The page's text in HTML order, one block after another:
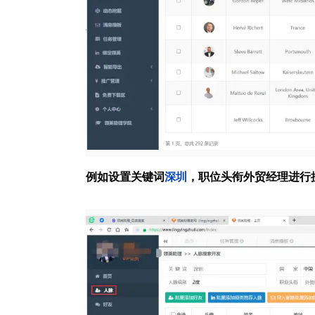
例如设置关键词深圳 ，职位头衔外贸经理进行